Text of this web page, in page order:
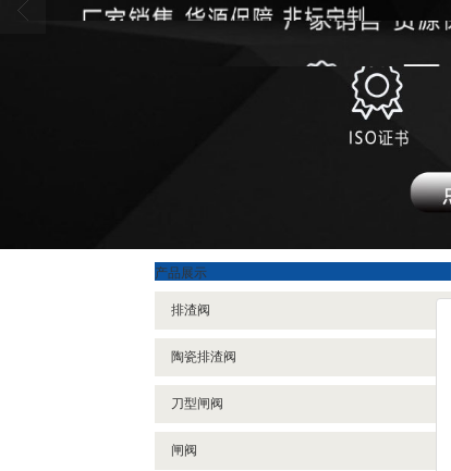
产品展示
排渣阀
陶瓷排渣阀
刀型闸阀
闸阀